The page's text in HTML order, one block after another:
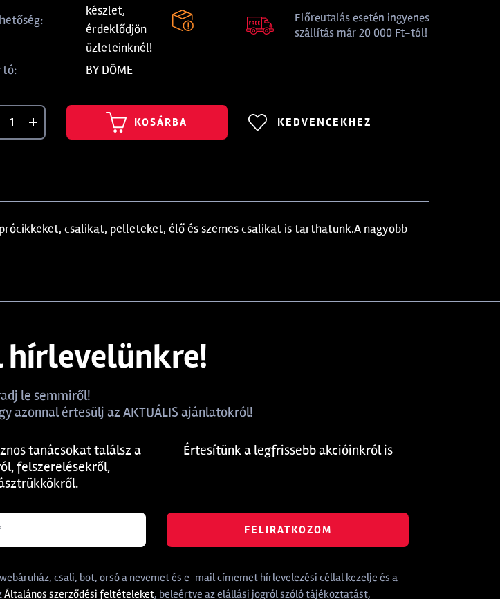
készlet,
érdeklődjön
üzleteinknél!
BY DÖME
Előreutalás esetén ingyenes
szállítás már 20 000 Ft-tól!
KOSÁRBA KEDVENCEKHEZ
csalikat, pelleteket, élő és szemes csalikat is tarthatunk.A nagyobb
hírlevelünkre!
le semmiről!
azonnal értesülj az AKTUÁLIS ajánlatokról!
tanácsokat találsz a
felszerelésekről,
Értesítünk a legfrissebb akcióinkról is
FELIRATKOZOM
csali, bot, orsó a nevemet és e-mail címemet hírlevelezési céllal kezelje és a
Általános szerződési feltételeket, beleértve az elállási jogról szóló tájékoztatást,